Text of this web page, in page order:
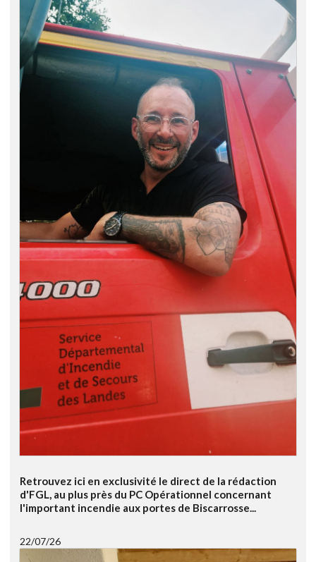
Retrouvez ici en exclusivité le direct de la rédaction
d'FGL, au plus près du PC Opérationnel concernant
l'important incendie aux portes de Biscarrosse...
22/07/26